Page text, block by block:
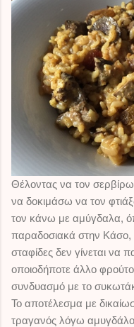
Θέλοντας να τον
να δοκιμάσω να τον
τον κάνω με αμύγδαλα,
παραδοσιακά στην Κάσο,
σταφίδες δεν γίνεται να
οποιοδήποτε άλλο
συνδυασμό με το
Το αποτέλεσμα με
τραγανός λόγω